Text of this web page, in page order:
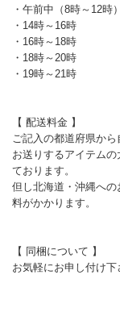
・午前中（8時～12時）
・14時～16時
・16時～18時
・18時～20時
・19時～21時
【 配送料金 】
ご記入の都道府県から
お送りするアイテム
ております。
但し北海道・沖縄へ
料がかかります。
【 同梱について 】
お気軽にお申し付け下